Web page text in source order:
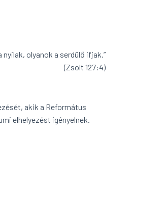
nyilak, olyanok a serdülő ifjak.”
(Zsolt 127:4)
akik a Református
elhelyezést igényelnek.